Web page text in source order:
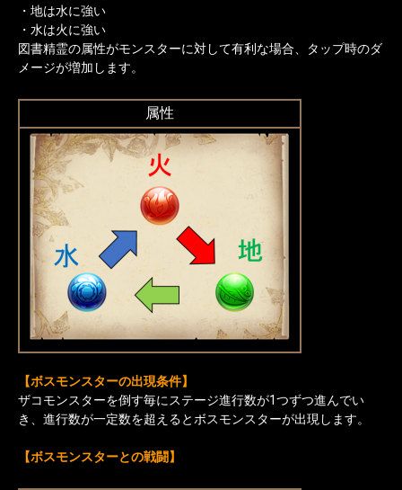
・地は水に強い
・水は火に強い
図書精霊の属性がモンスターに対して有利な場合、タップ時のダ
メージが増加します。
属性
【ボスモンスターの出現条件】
ザコモンスターを倒す毎にステージ進行数が1つずつ進んでい
き、進行数が一定数を超えるとボスモンスターが出現します。
【ボスモンスターとの戦闘】